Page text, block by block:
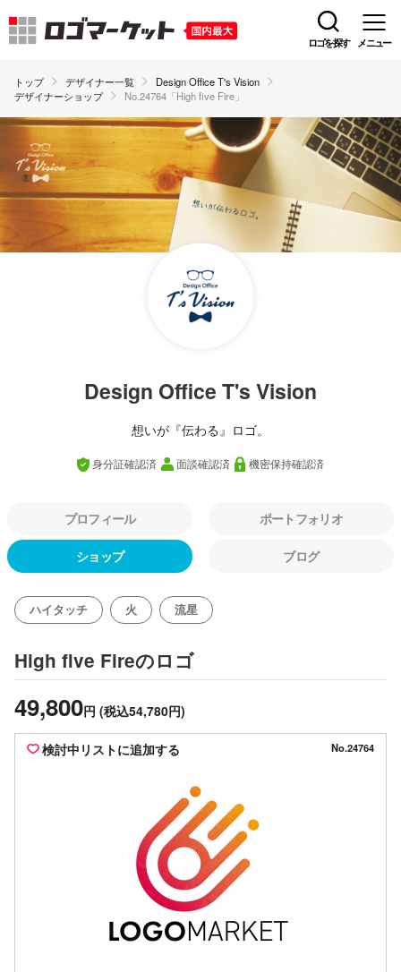
ロゴを探す メニュー
トップ デザイナー一覧
Design Office T's Vision
デザイナーショップ
No.24764「High five Fire」
Design Office T's Vision
想いが『伝わる』ロゴ。
身分証確認済 面談確認済 機密保持確認済
プロフィール ポートフォリオ
ショップ ブログ
ハイタッチ 火 流星
High five Fireのロゴ
49,800円 (税込54,780円)
検討中リストに追加する No.24764